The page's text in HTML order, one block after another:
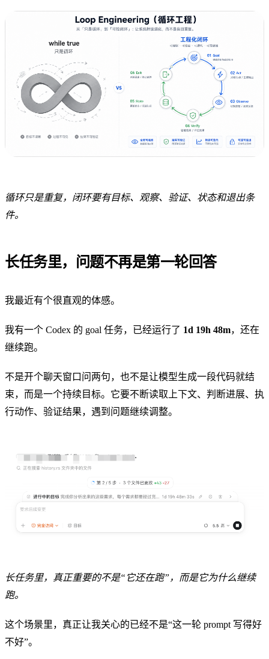
循环只是重复，闭环要有目标、观察、验证、状态和退出条
件。
长任务里，问题不再是第一轮回答
我最近有个很直观的体感。
我有一个 Codex 的 goal 任务，已经运行了 1d 19h 48m，还在
继续跑。
不是开个聊天窗口问两句，也不是让模型生成一段代码就结
束，而是一个持续目标。它要不断读取上下文、判断进展、执
行动作、验证结果，遇到问题继续调整。
长任务里，真正重要的不是“它还在跑”，而是它为什么继续
跑。
这个场景里，真正让我关心的已经不是“这一轮 prompt 写得好
不好”。